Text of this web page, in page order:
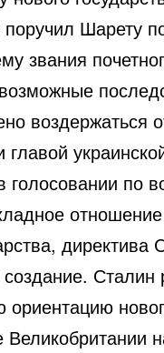
Шарету
звания
воздержаться
главой
по
директива
создание.
ориентацию
Великобритании